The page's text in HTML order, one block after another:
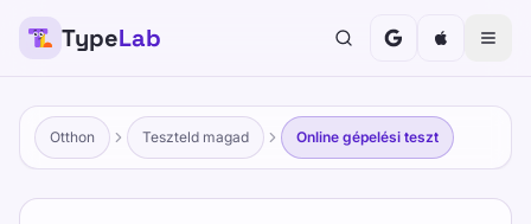
TypeLab
Otthon Teszteld magad Online gépelési teszt